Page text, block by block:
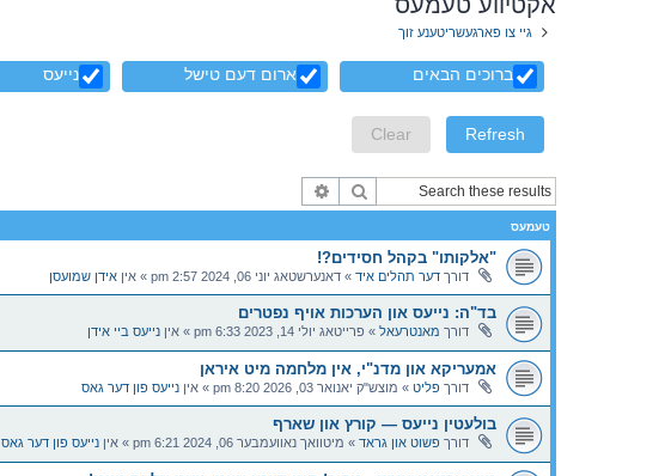
גיי צו פארגעשריטענע זוך
ברוכים הבאים ארום דעם טישל נייעס
זוך
טעמעס
"אלקותו" בקהל חסידים?!
דורך דער תהלים איד » דאנערשטאג יוני 06, 2024 2:57 pm » אין אידן שמועסן
בד"ה: נייעס און הערכות אויף נפטרים
דורך מאנטרעאל » פרייטאג יולי 14, 2023 6:33 pm » אין נייעס ביי אידן
אמעריקא און מדנ"י, אין מלחמה מיט איראן
דורך פליט » מוצש"ק יאנואר 03, 2026 8:20 pm » אין נייעס פון דער גאס
בולעטין נייעס — קורץ און שארף
דורך פשוט און גראד » מיטוואך נאוועמבער 06, 2024 6:21 pm » אין נייעס פון דער גאס